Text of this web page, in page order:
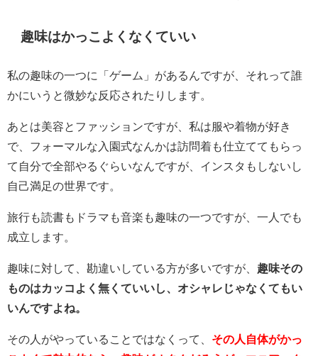
趣味はかっこよくなくていい
私の趣味の一つに「ゲーム」があるんですが、それって誰
かにいうと微妙な反応されたりします。
あとは美容とファッションですが、私は服や着物が好き
で、フォーマルな入園式なんかは訪問着も仕立ててもらっ
て自分で全部やるぐらいなんですが、インスタもしないし
自己満足の世界です。
旅行も読書もドラマも音楽も趣味の一つですが、一人でも
成立します。
趣味に対して、勘違いしている方が多いですが、 趣味その
ものはカッコよく無くていいし、オシャレじゃなくてもい
いんですよね。
その人がやっていることではなくって、 その人自体がかっ